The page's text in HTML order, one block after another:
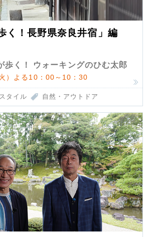
く！長野県奈良井宿」編
歩く！ ウォーキングのひむ太郎
）よる10：00～10：30
タイル 自然・アウトドア